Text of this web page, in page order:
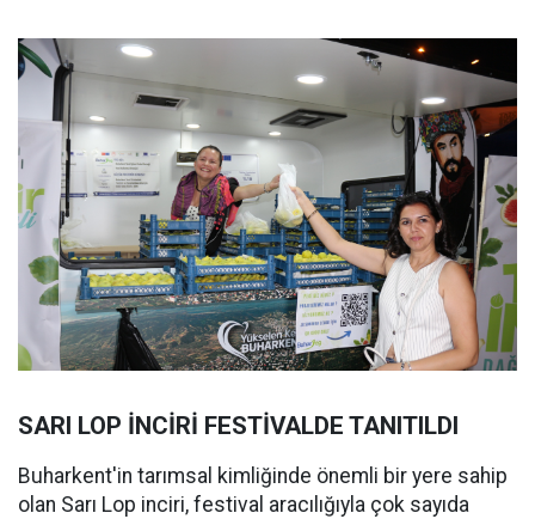
SARI LOP İNCİRİ FESTİVALDE TANITILDI
Buharkent'in tarımsal kimliğinde önemli bir yere sahip
olan Sarı Lop inciri, festival aracılığıyla çok sayıda